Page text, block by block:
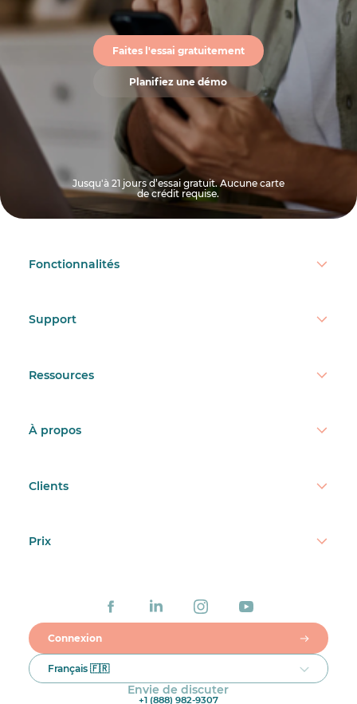
Faites l'essai gratuitement
Planifiez une démo
Jusqu'à 21 jours d’essai gratuit. Aucune carte
de crédit requise.
Fonctionnalités
Support
Ressources
À propos
Clients
Prix
Connexion
Français 🇫🇷
Envie de discuter
+1 (888) 982-9307